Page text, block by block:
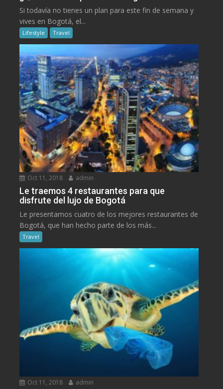
Si todavía no tienes un plan para este fin de semana y
vives en Bogotá, el...
Lifestyle Travel
Oct 11, 2018 admin
Le traemos 4 restaurantes para que
disfrute del lujo de Bogotá
Le presentamos cuatro de los mejores restaurantes de
Bogotá, que han hecho parte de los más...
Travel
Oct 11, 2018 admin